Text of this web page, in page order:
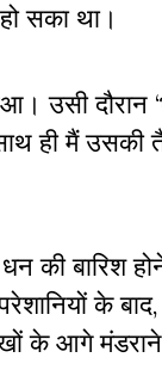
सका था।
उसी दौरान
ही मैं उसकी
धन की बारिश
के बाद,
के आगे